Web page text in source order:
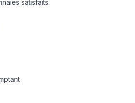
du destinataire, ainsi que
les prix en temps réel!
satisfaits.